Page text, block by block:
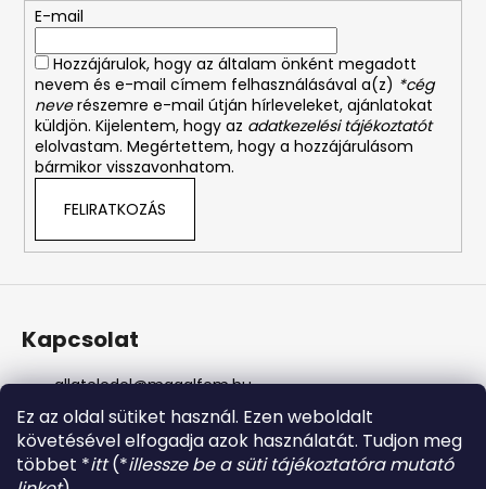
Ez az oldal sütiket használ. Ezen weboldalt
követésével elfogadja azok használatát. Tudjon meg
többet *itt(*illessze be a süti tájékoztatóra mutató
n
y
í
t
á
s
i
E-mail
Hozzájárulok, hogy az általam önként megadott
nevem és e-mail címem felhasználásával a(z) *cég
neverészemre e-mail útján hírleveleket, ajánlatokat
küldjön. Kijelentem, hogy az adatkezelési tájékoztatót
elolvastam. Megértettem, hogy a hozzájárulásom
bármikor visszavonhatom.
FELIRATKOZÁS
Kapcsolat
allateledel@magalfem.hu
+36 70 401 5088
https://www.facebook.com/profile.php?id=61574807
956737
magalfem_2013